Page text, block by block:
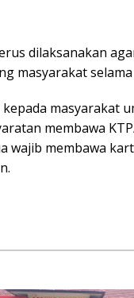
dilaksanakan
masyarakat
masyarakat
membawa
wajib membawa